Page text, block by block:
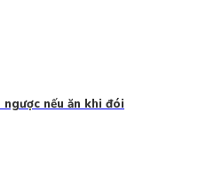
nếu ăn khi đói